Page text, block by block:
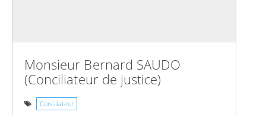
Monsieur Bernard SAUDO
(Conciliateur de justice)
Conciliateur